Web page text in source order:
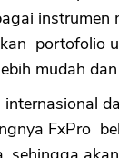
instrumen
portofolio
mudah
FxPro